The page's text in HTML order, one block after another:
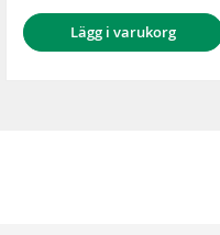
Lägg i varukorg